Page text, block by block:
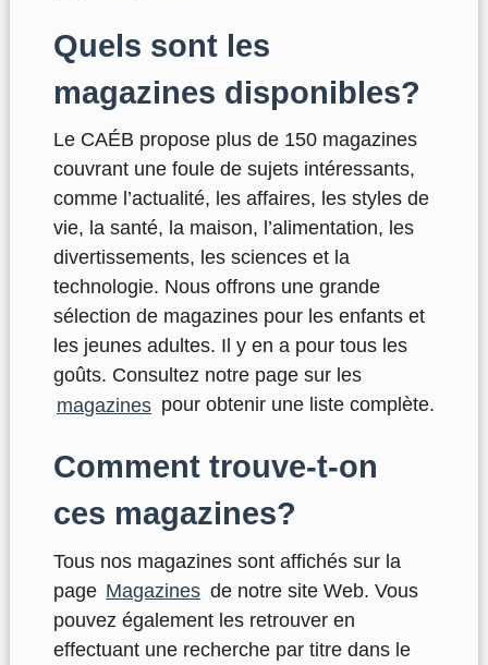
Quels sont les
magazines disponibles?
Le CAÉB propose plus de 150 magazines
couvrant une foule de sujets intéressants,
comme l’actualité, les affaires, les styles de
vie, la santé, la maison, l’alimentation, les
divertissements, les sciences et la
technologie. Nous offrons une grande
sélection de magazines pour les enfants et
les jeunes adultes. Il y en a pour tous les
goûts. Consultez notre page sur les
magazines pour obtenir une liste complète.
Comment trouve-t-on
ces magazines?
Tous nos magazines sont affichés sur la
page Magazines de notre site Web. Vous
pouvez également les retrouver en
effectuant une recherche par titre dans le